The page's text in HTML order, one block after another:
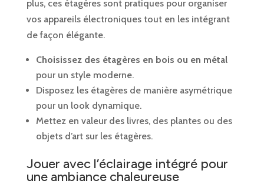
plus, ces étagères sont pratiques pour organiser
vos appareils électroniques tout en les intégrant
de façon élégante.
Choisissez des étagères en bois ou en métal
pour un style moderne.
Disposez les étagères de manière asymétrique
pour un look dynamique.
Mettez en valeur des livres, des plantes ou des
objets d’art sur les étagères.
Jouer avec l’éclairage intégré pour
une ambiance chaleureuse